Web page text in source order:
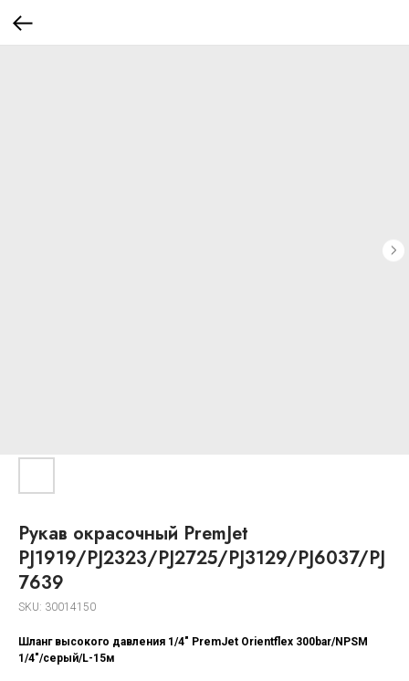
Рукав окрасочный PremJet
PJ1919/PJ2323/PJ2725/PJ3129/PJ6037/PJ
7639
SKU: 30014150
Шланг высокого давления 1/4" PremJet Orientflex 300bar/NPSM
1/4"/серый/L-15м